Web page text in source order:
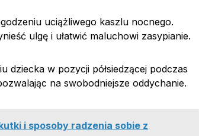
uciążliwego kaszlu nocnego.
ulgę i ułatwić maluchowi zasypianie.
dziecka w pozycji półsiedzącej podczas
na swobodniejsze oddychanie.
i sposoby radzenia sobie z